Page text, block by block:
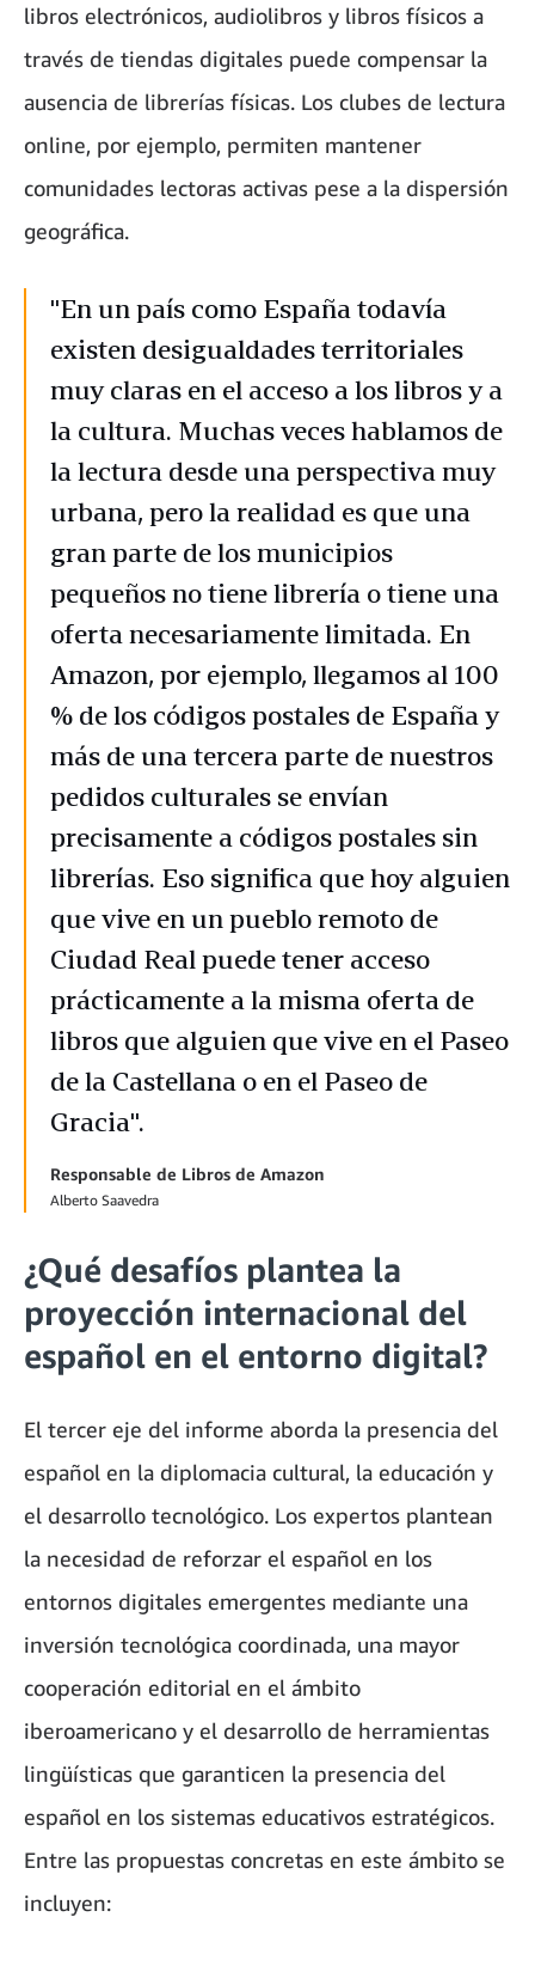
libros electrónicos, audiolibros y libros físicos a
través de tiendas digitales puede compensar la
ausencia de librerías físicas. Los clubes de lectura
online, por ejemplo, permiten mantener
comunidades lectoras activas pese a la dispersión
geográfica.
"En un país como España todavía
existen desigualdades territoriales
muy claras en el acceso a los libros y a
la cultura. Muchas veces hablamos de
la lectura desde una perspectiva muy
urbana, pero la realidad es que una
gran parte de los municipios
pequeños no tiene librería o tiene una
oferta necesariamente limitada. En
Amazon, por ejemplo, llegamos al 100
% de los códigos postales de España y
más de una tercera parte de nuestros
pedidos culturales se envían
precisamente a códigos postales sin
librerías. Eso significa que hoy alguien
que vive en un pueblo remoto de
Ciudad Real puede tener acceso
prácticamente a la misma oferta de
libros que alguien que vive en el Paseo
de la Castellana o en el Paseo de
Gracia".
Responsable de Libros de Amazon
Alberto Saavedra
¿Qué desafíos plantea la
proyección internacional del
español en el entorno digital?
El tercer eje del informe aborda la presencia del
español en la diplomacia cultural, la educación y
el desarrollo tecnológico. Los expertos plantean
la necesidad de reforzar el español en los
entornos digitales emergentes mediante una
inversión tecnológica coordinada, una mayor
cooperación editorial en el ámbito
iberoamericano y el desarrollo de herramientas
lingüísticas que garanticen la presencia del
español en los sistemas educativos estratégicos.
Entre las propuestas concretas en este ámbito se
incluyen: